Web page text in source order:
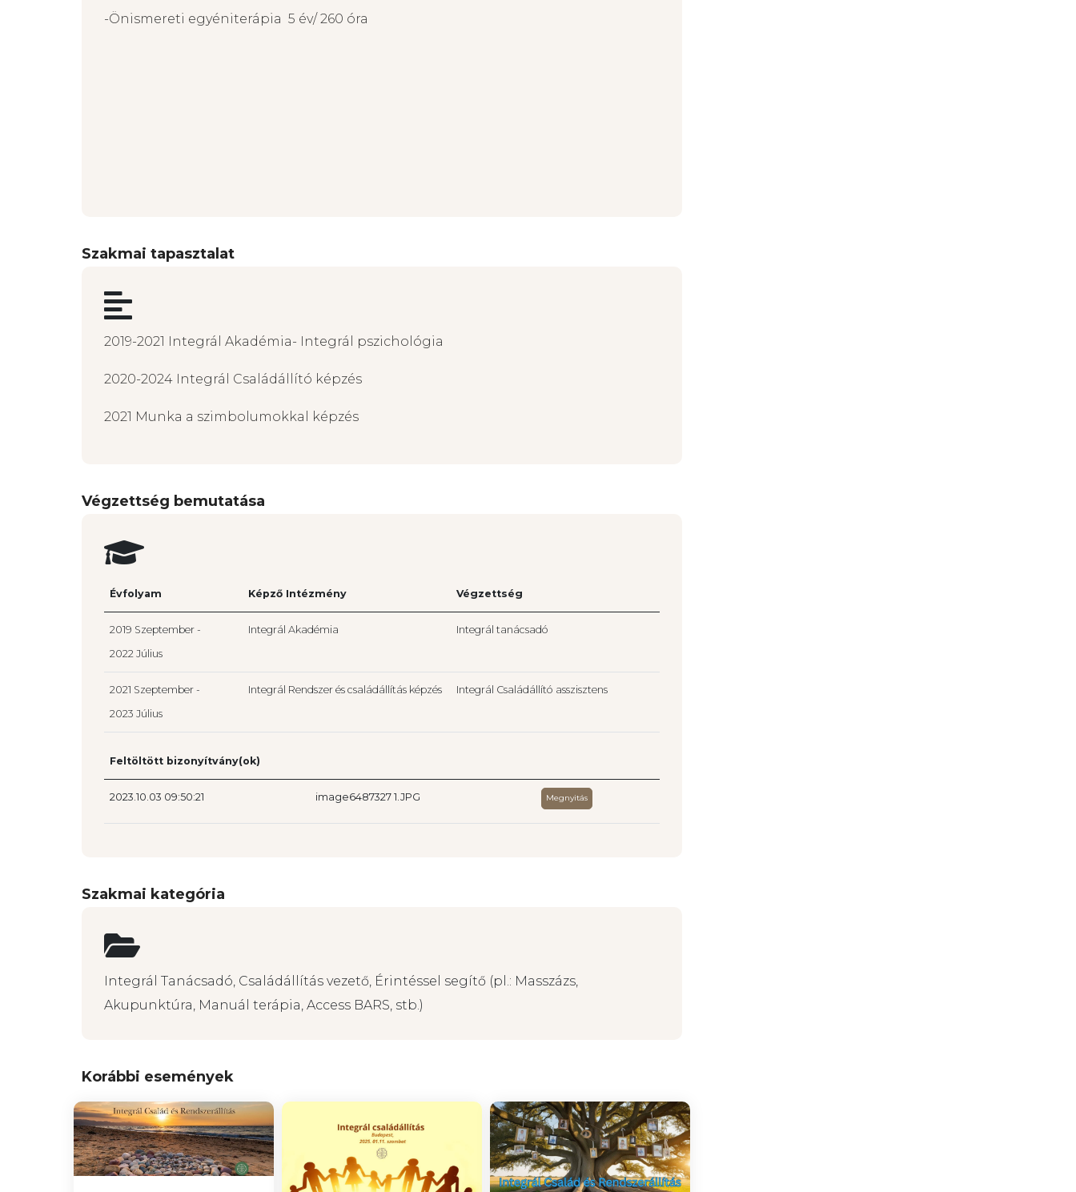
-Önismereti egyéniterápia 5 év/ 260 óra
Szakmai tapasztalat
2019-2021 Integrál Akadémia- Integrál pszichológia
2020-2024 Integrál Családállító képzés
2021 Munka a szimbolumokkal képzés
Végzettség bemutatása
Évfolyam Képző Intézmény Végzettség
2019 Szeptember -
2022 Július
Integrál Akadémia Integrál tanácsadó
2021 Szeptember -
2023 Július
Integrál Rendszer és családállítás képzés Integrál Családállító asszisztens
Feltöltött bizonyítvány(ok)
2023.10.03 09:50:21 image6487327 1.JPG Megnyitás
Szakmai kategória
Integrál Tanácsadó, Családállítás vezető, Érintéssel segítő (pl.: Masszázs,
Akupunktúra, Manuál terápia, Access BARS, stb.)
Korábbi események